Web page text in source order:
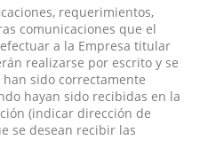
requerimientos,
comunicaciones que el
a la Empresa titular
realizarse por escrito y se
sido correctamente
hayan sido recibidas en la
(indicar dirección de
se desean recibir las